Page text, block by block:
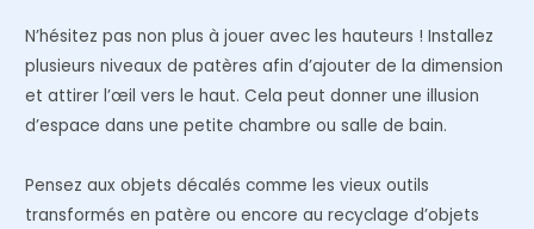
N’hésitez pas non plus à jouer avec les hauteurs ! Installez
plusieurs niveaux de patères afin d’ajouter de la dimension
et attirer l’œil vers le haut. Cela peut donner une illusion
d’espace dans une petite chambre ou salle de bain.
Pensez aux objets décalés comme les vieux outils
transformés en patère ou encore au recyclage d’objets